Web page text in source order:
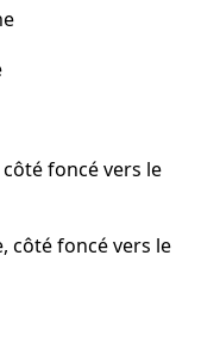
foncé vers le
côté foncé vers le